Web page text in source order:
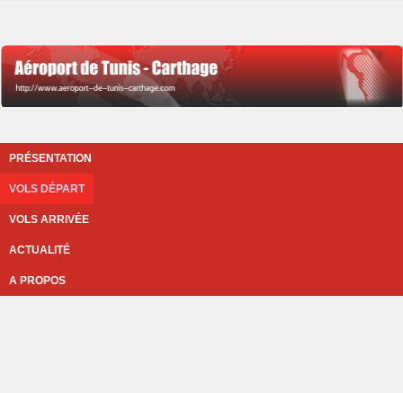
PRÉSENTATION
VOLS DÉPART
VOLS ARRIVÉE
ACTUALITÉ
A PROPOS